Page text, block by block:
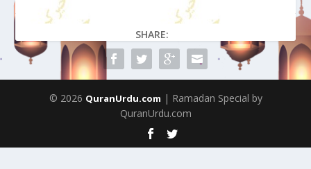
SHARE:
© 2026 QuranUrdu.com | Ramadan Special by
QuranUrdu.com